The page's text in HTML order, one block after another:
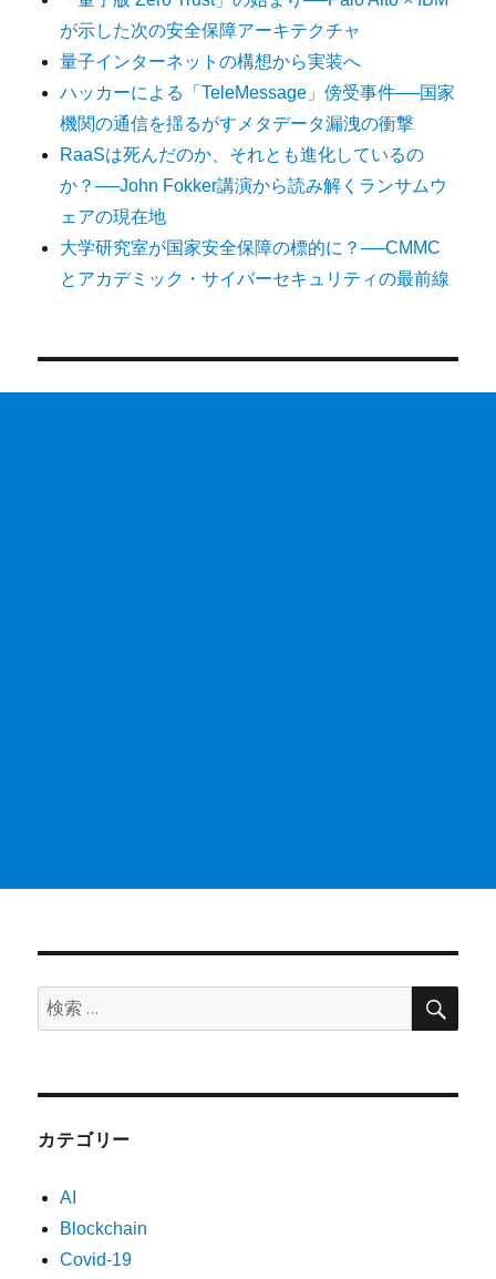
が示した次の安全保障アーキテクチャ
量子インターネットの構想から実装へ
ハッカーによる「TeleMessage」傍受事件──国家
機関の通信を揺るがすメタデータ漏洩の衝撃
RaaSは死んだのか、それとも進化しているの
か？──John Fokker講演から読み解くランサムウ
ェアの現在地
大学研究室が国家安全保障の標的に？──CMMC
とアカデミック・サイバーセキュリティの最前線
検
索:
検
カテゴリー
AI
Blockchain
Covid-19